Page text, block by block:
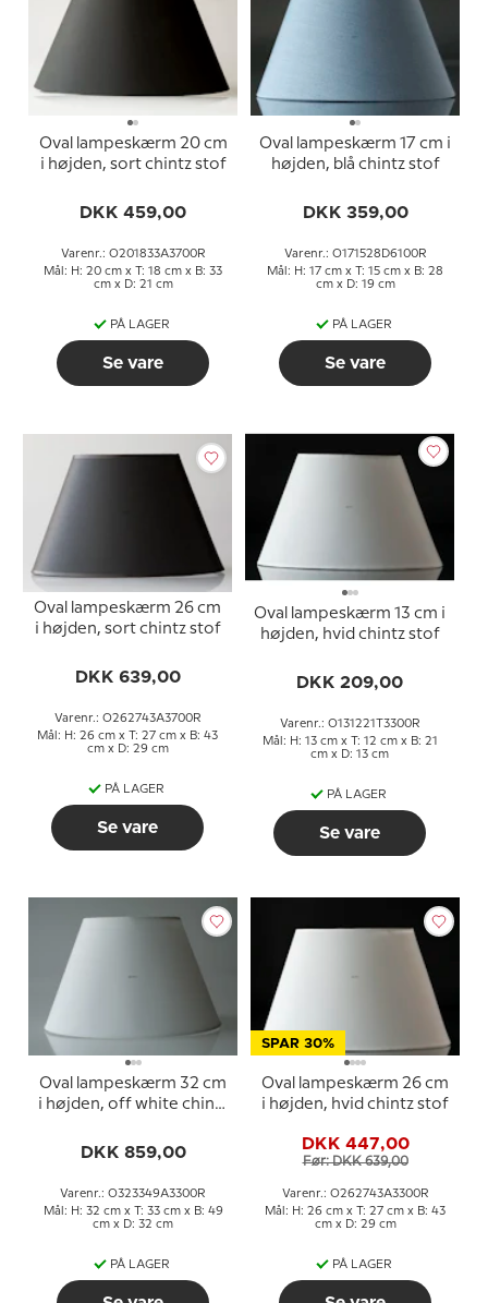
Oval lampeskærm 20 cm
i højden, sort chintz stof
DKK 459,00
Varenr.: O201833A3700R
Mål: H: 20 cm x T: 18 cm x B: 33
cm x D: 21 cm
PÅ LAGER
Se vare
Oval lampeskærm 17 cm i
højden, blå chintz stof
DKK 359,00
Varenr.: O171528D6100R
Mål: H: 17 cm x T: 15 cm x B: 28
cm x D: 19 cm
PÅ LAGER
Se vare
Oval lampeskærm 26 cm
i højden, sort chintz stof
DKK 639,00
Varenr.: O262743A3700R
Mål: H: 26 cm x T: 27 cm x B: 43
cm x D: 29 cm
PÅ LAGER
Se vare
Oval lampeskærm 13 cm i
højden, hvid chintz stof
DKK 209,00
Varenr.: O131221T3300R
Mål: H: 13 cm x T: 12 cm x B: 21
cm x D: 13 cm
PÅ LAGER
Se vare
Oval lampeskærm 32 cm
i højden, off white chintz
DKK 859,00
Varenr.: O323349A3300R
Mål: H: 32 cm x T: 33 cm x B: 49
cm x D: 32 cm
PÅ LAGER
SPAR 30%
Oval lampeskærm 26 cm
i højden, hvid chintz stof
DKK 447,00
Før: DKK 639,00
Varenr.: O262743A3300R
Mål: H: 26 cm x T: 27 cm x B: 43
cm x D: 29 cm
PÅ LAGER